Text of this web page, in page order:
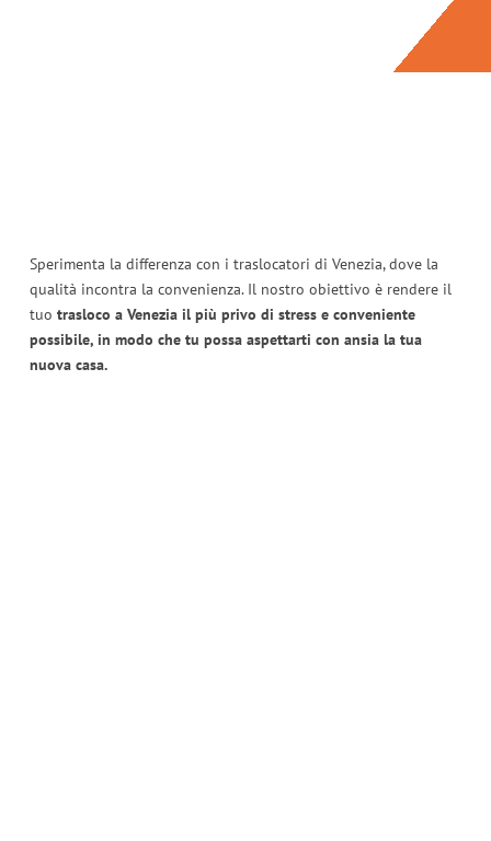
Sperimenta la differenza con i traslocatori di Venezia, dove la
qualità incontra la convenienza. Il nostro obiettivo è rendere il
tuo trasloco a Venezia il più privo di stress e conveniente
possibile, in modo che tu possa aspettarti con ansia la tua
nuova casa.